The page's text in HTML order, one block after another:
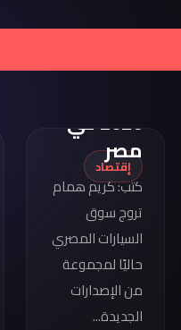
إقتصاد
مواصفات
كوبرا
2026 في
مصر
كتب: كريم همام
تروج سوق
السيارات المصري
حاليًا لمجموعة
من الإصدارات
الجديدة...